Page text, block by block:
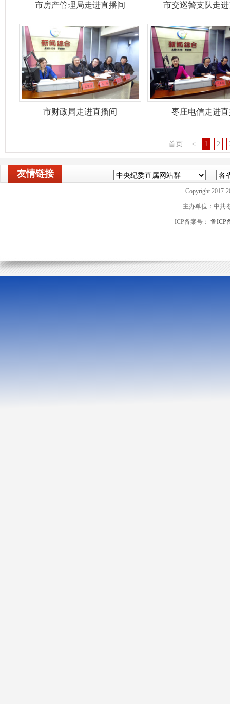
市房产管理局走进直播间 市交巡警支队走
市财政局走进直播间 枣庄电信走进
首页 < 1 2
友情链接
Copyright 2017-
主办单位：中共
ICP备案号： 鲁ICP